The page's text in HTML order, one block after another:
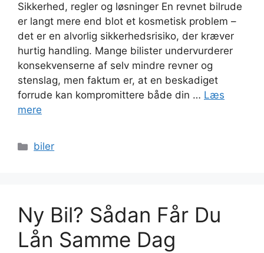
Sikkerhed, regler og løsninger En revnet bilrude
er langt mere end blot et kosmetisk problem –
det er en alvorlig sikkerhedsrisiko, der kræver
hurtig handling. Mange bilister undervurderer
konsekvenserne af selv mindre revner og
stenslag, men faktum er, at en beskadiget
forrude kan kompromittere både din … Læs
mere
Kategorier
biler
Ny Bil? Sådan Får Du
Lån Samme Dag